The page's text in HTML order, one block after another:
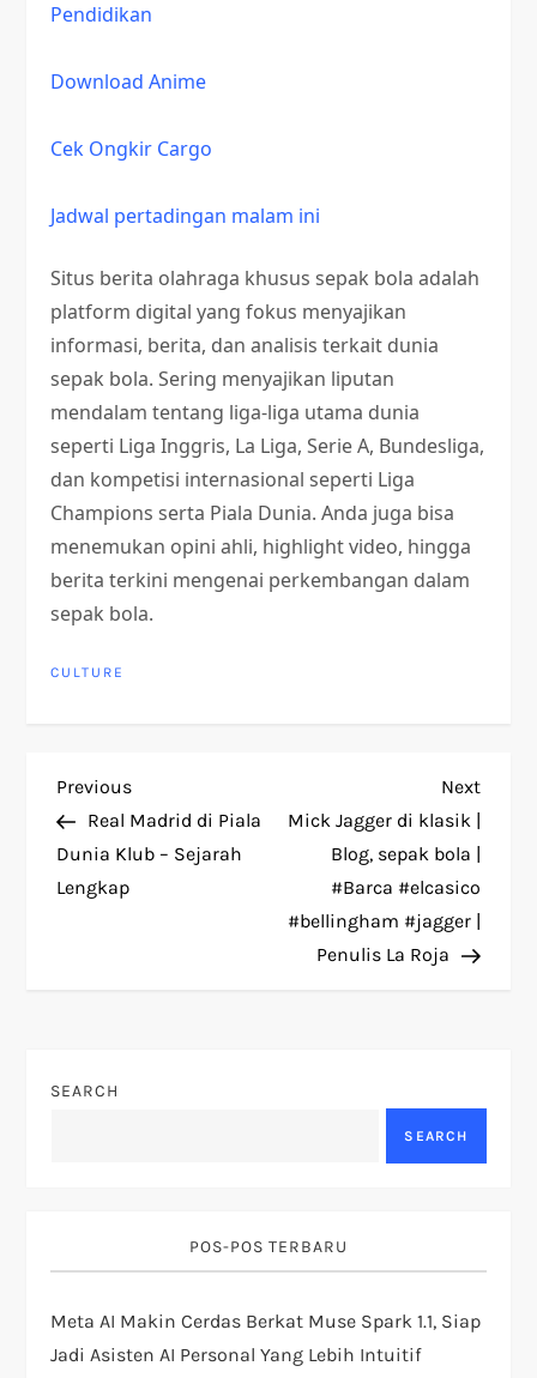
Pendidikan
Download Anime
Cek Ongkir Cargo
Jadwal pertadingan malam ini
Situs berita olahraga khusus sepak bola adalah
platform digital yang fokus menyajikan
informasi, berita, dan analisis terkait dunia
sepak bola. Sering menyajikan liputan
mendalam tentang liga-liga utama dunia
seperti Liga Inggris, La Liga, Serie A, Bundesliga,
dan kompetisi internasional seperti Liga
Champions serta Piala Dunia. Anda juga bisa
menemukan opini ahli, highlight video, hingga
berita terkini mengenai perkembangan dalam
sepak bola.
CULTURE
P
o
s
a
a
t
Previous
Post
Previous
Real Madrid di Piala
Dunia Klub – Sejarah
Lengkap
Next
Post
Next
Mick Jagger di klasik |
Blog, sepak bola |
#Barca #elcasico
#bellingham #jagger |
Penulis La Roja
SEARCH
SEARCH
POS-POS TERBARU
Meta AI Makin Cerdas Berkat Muse Spark 1.1, Siap
Jadi Asisten AI Personal Yang Lebih Intuitif